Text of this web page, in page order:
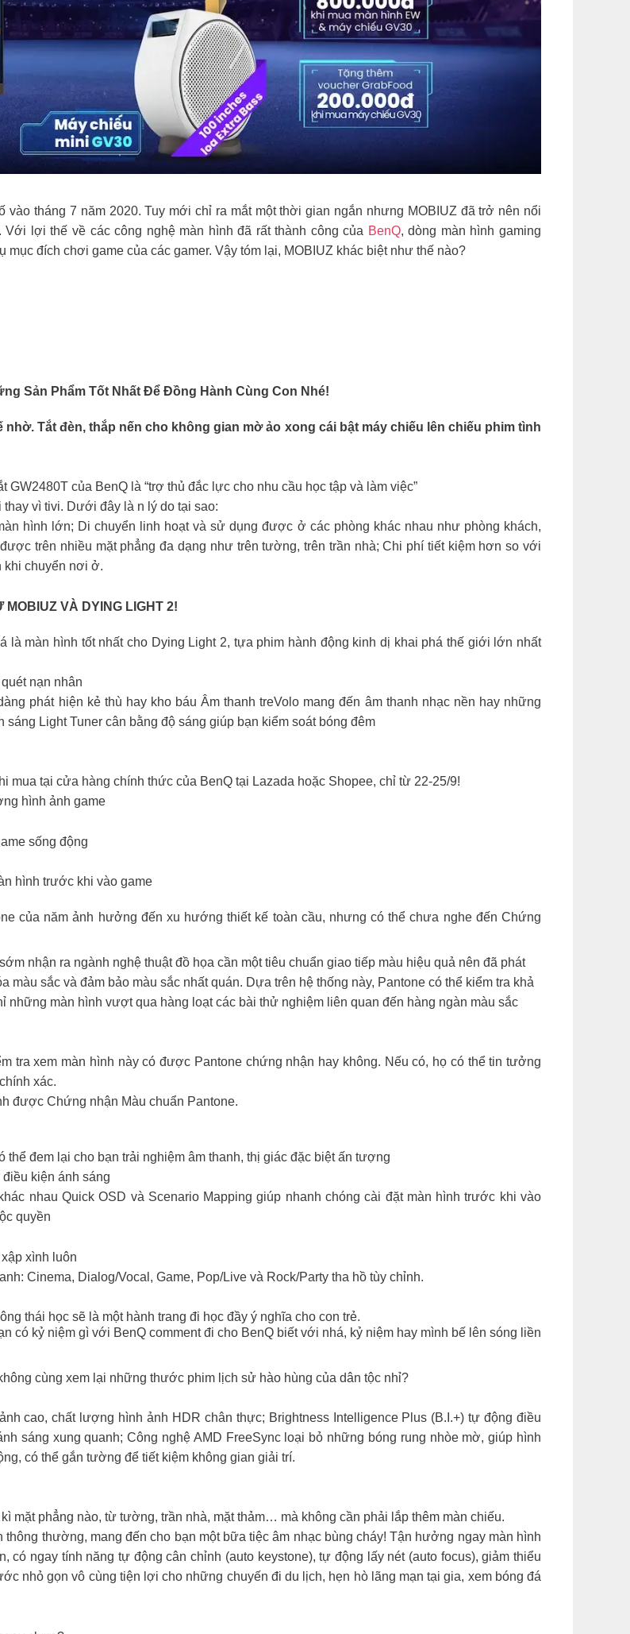
vào tháng 7 năm 2020. Tuy mới chỉ ra mắt một thời gian ngắn nhưng MOBIUZ đã trở nên nổi
lợi thế về các công nghệ màn hình đã rất thành công của BenQ, dòng màn hình gaming
đích chơi game của các gamer. Vậy tóm lại, MOBIUZ khác biệt như thế nào?
Sản Phẩm Tốt Nhất Để Đồng Hành Cùng Con Nhé!
Tắt đèn, thắp nến cho không gian mờ ảo xong cái bật máy chiếu lên chiếu phim tình
của BenQ là “trợ thủ đắc lực cho nhu cầu học tập và làm việc”
vì tivi. Dưới đây là n lý do tại sao:
hình lớn; Di chuyển linh hoạt và sử dụng được ở các phòng khác nhau như phòng khách,
trên nhiều mặt phẳng đa dạng như trên tường, trên trần nhà; Chi phí tiết kiệm hơn so với
khi chuyển nơi ở.
VÀ DYING LIGHT 2!
là màn hình tốt nhất cho Dying Light 2, tựa phim hành động kinh dị khai phá thế giới lớn nhất
nạn nhân
phát hiện kẻ thù hay kho báu Âm thanh treVolo mang đến âm thanh nhạc nền hay những
Light Tuner cân bằng độ sáng giúp bạn kiểm soát bóng đêm
mua tại cửa hàng chính thức của BenQ tại Lazada hoặc Shopee, chỉ từ 22-25/9!
hình ảnh game
sống động
hình trước khi vào game
của năm ảnh hưởng đến xu hướng thiết kế toàn cầu, nhưng có thể chưa nghe đến Chứng
nhận ra ngành nghệ thuật đồ họa cần một tiêu chuẩn giao tiếp màu hiệu quả nên đã phát
màu sắc và đảm bảo màu sắc nhất quán. Dựa trên hệ thống này, Pantone có thể kiểm tra khả
những màn hình vượt qua hàng loạt các bài thử nghiệm liên quan đến hàng ngàn màu sắc
tra xem màn hình này có được Pantone chứng nhận hay không. Nếu có, họ có thể tin tưởng
xác.
được Chứng nhận Màu chuẩn Pantone.
đem lại cho bạn trải nghiệm âm thanh, thị giác đặc biệt ấn tượng
kiện ánh sáng
nhau Quick OSD và Scenario Mapping giúp nhanh chóng cài đặt màn hình trước khi vào
quyền
xình luôn
Cinema, Dialog/Vocal, Game, Pop/Live và Rock/Party tha hồ tùy chỉnh.
thái học sẽ là một hành trang đi học đầy ý nghĩa cho con trẻ.
có kỷ niệm gì với BenQ comment đi cho BenQ biết với nhá, kỷ niệm hay mình bế lên sóng liền
cùng xem lại những thước phim lịch sử hào hùng của dân tộc nhỉ?
cao, chất lượng hình ảnh HDR chân thực; Brightness Intelligence Plus (B.I.+) tự động điều
sáng xung quanh; Công nghệ AMD FreeSync loại bỏ những bóng rung nhòe mờ, giúp hình
có thể gắn tường để tiết kiệm không gian giải trí.
mặt phẳng nào, từ tường, trần nhà, mặt thảm… mà không cần phải lắp thêm màn chiếu.
thông thường, mang đến cho bạn một bữa tiệc âm nhạc bùng cháy! Tận hưởng ngay màn hình
có ngay tính năng tự động cân chỉnh (auto keystone), tự động lấy nét (auto focus), giảm thiểu
nhỏ gọn vô cùng tiện lợi cho những chuyến đi du lịch, hẹn hò lãng mạn tại gia, xem bóng đá